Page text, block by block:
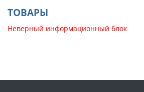
ТОВАРЫ
Неверный информационный блок